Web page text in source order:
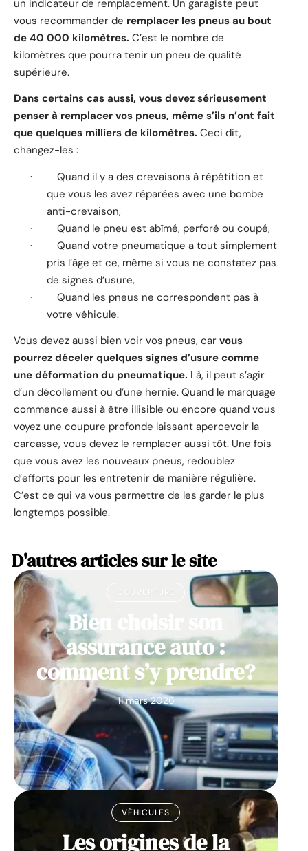
un indicateur de remplacement. Un garagiste peut
vous recommander de remplacer les pneus au bout
de 40 000 kilomètres. C’est le nombre de
kilomètres que pourra tenir un pneu de qualité
supérieure.
Dans certains cas aussi, vous devez sérieusement
penser à remplacer vos pneus, même s’ils n’ont fait
que quelques milliers de kilomètres. Ceci dit,
changez-les :
· Quand il y a des crevaisons à répétition et
que vous les avez réparées avec une bombe
anti-crevaison,
· Quand le pneu est abîmé, perforé ou coupé,
· Quand votre pneumatique a tout simplement
pris l’âge et ce, même si vous ne constatez pas
de signes d’usure,
· Quand les pneus ne correspondent pas à
votre véhicule.
Vous devez aussi bien voir vos pneus, car vous
pourrez déceler quelques signes d’usure comme
une déformation du pneumatique. Là, il peut s’agir
d’un décollement ou d’une hernie. Quand le marquage
commence aussi à être illisible ou encore quand vous
voyez une coupure profonde laissant apercevoir la
carcasse, vous devez le remplacer aussi tôt. Une fois
que vous avez les nouveaux pneus, redoublez
d’efforts pour les entretenir de manière régulière.
C’est ce qui va vous permettre de les garder le plus
longtemps possible.
D'autres articles sur le site
Bien choisir son
assurance auto :
comment s’y prendre?
11 mars 2026
VÉHICULES
Les origines de la